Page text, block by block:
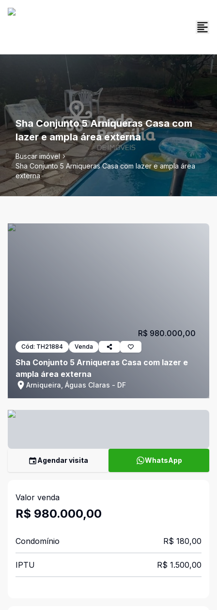
Sha Conjunto 5 Arniqueras Casa com
lazer e ampla área externa
Buscar imóvel
Sha Conjunto 5 Arniqueras Casa com lazer e ampla área
externa
Cód: TH21884 Venda
Sha Conjunto 5 Arniqueras Casa com lazer e
ampla área externa
Arniqueira, Águas Claras - DF
R$ 980.000,00
Agendar visita WhatsApp
Valor venda
R$ 980.000,00
Condomínio R$ 180,00
IPTU R$ 1.500,00